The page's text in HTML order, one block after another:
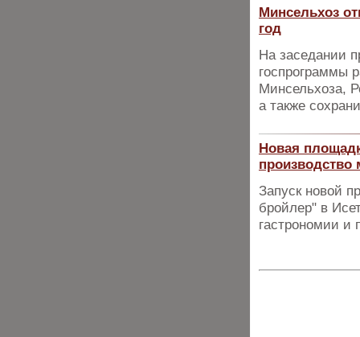
Минсельхоз
год
На заседании
госпрограммы
Минсельхоза,
а также
Новая
производство
Запуск новой
бройлер" в
гастрономии и